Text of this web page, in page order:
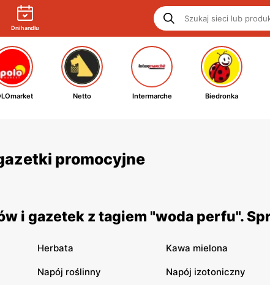
Dni handlu
Netto Intermarche Biedronka
promocyjne
i gazetek z tagiem "woda perfu".
Herbata Kawa mielona
Napój roślinny Napój izotoniczny